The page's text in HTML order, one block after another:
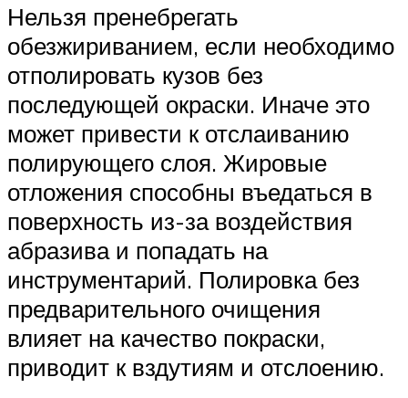
Нельзя пренебрегать
обезжириванием, если необходимо
отполировать кузов без
последующей окраски. Иначе это
может привести к отслаиванию
полирующего слоя. Жировые
отложения способны въедаться в
поверхность из-за воздействия
абразива и попадать на
инструментарий. Полировка без
предварительного очищения
влияет на качество покраски,
приводит к вздутиям и отслоению.